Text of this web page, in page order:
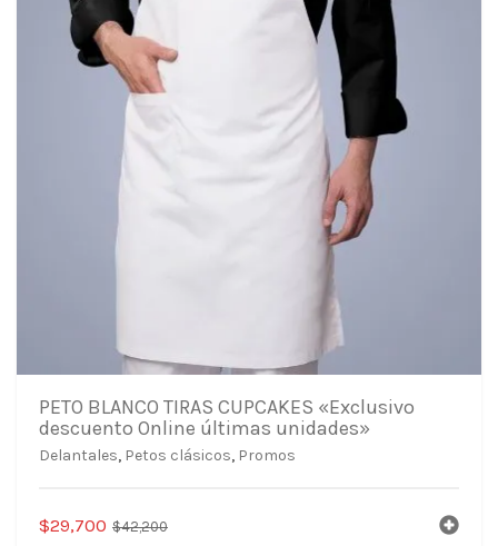
PETO BLANCO TIRAS CUPCAKES «Exclusivo
descuento Online últimas unidades»
Delantales, Petos clásicos, Promos
$42,200El
$29,700
El